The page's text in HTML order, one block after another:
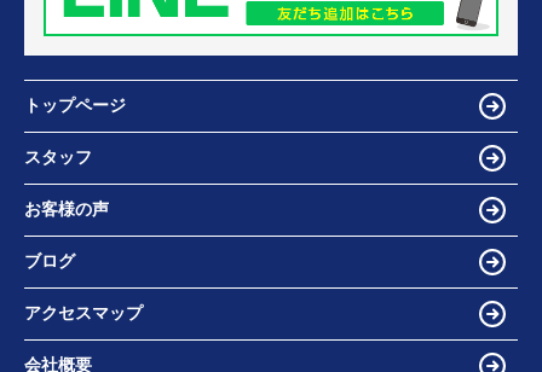
トップページ
スタッフ
お客様の声
ブログ
アクセスマップ
会社概要